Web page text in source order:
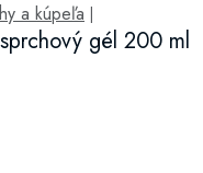
a kúpeľa
gél 200 ml